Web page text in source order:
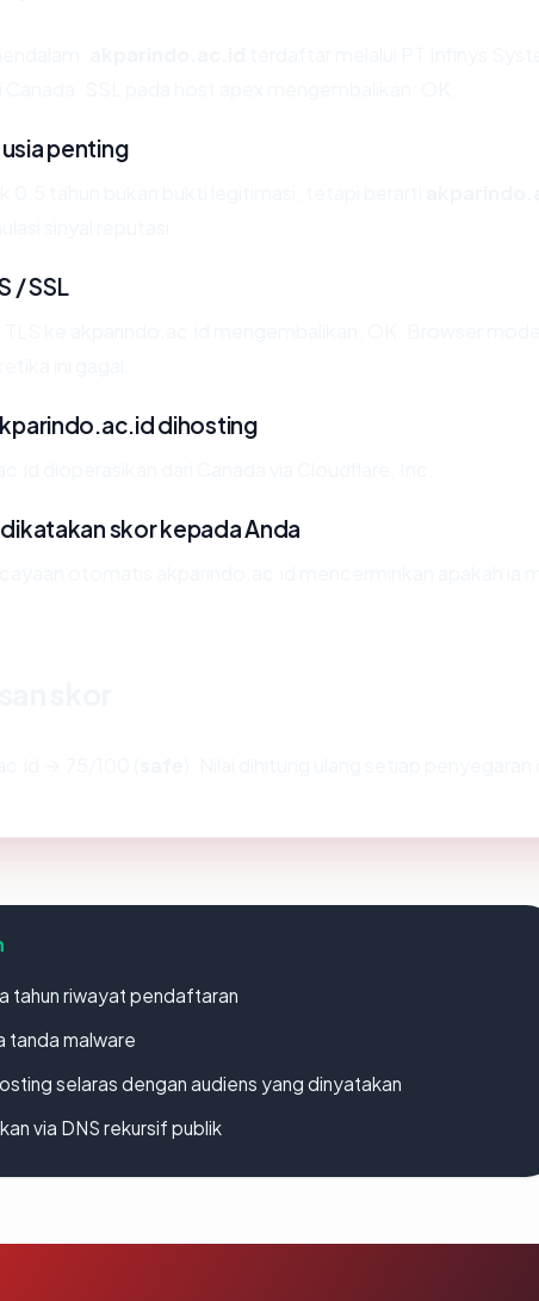
penting
/ SSL
dihosting
skor kepada Anda
tahun riwayat pendaftaran
tanda malware
selaras dengan audiens yang dinyatakan
via DNS rekursif publik